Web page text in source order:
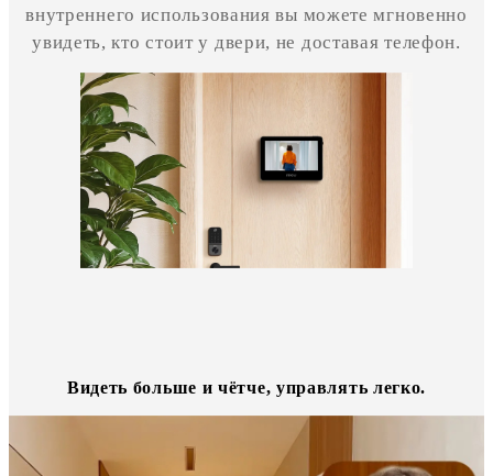
внутреннего использования вы можете мгновенно
увидеть, кто стоит у двери, не доставая телефон.
Видеть больше и чётче, управлять легко.